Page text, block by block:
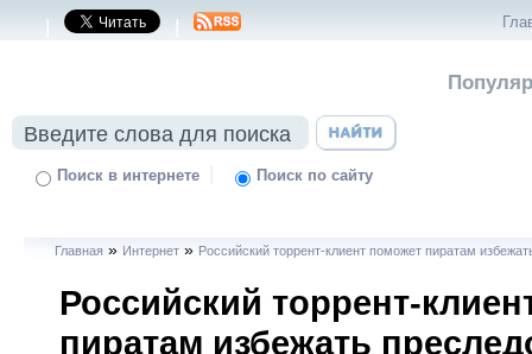
| |
Поиск в интернете | Поиск по сайту
Главная » Интернет » Российский торрент-клиент поможет пиратам
Российский торрент-
пиратам избежать